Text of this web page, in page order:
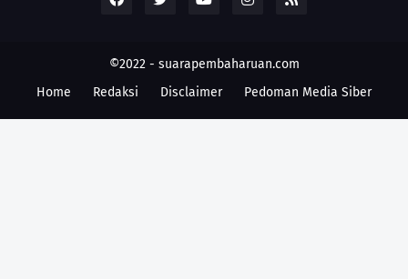
©2022 - suarapembaharuan.com
Home
Redaksi Disclaimer Pedoman Media Siber